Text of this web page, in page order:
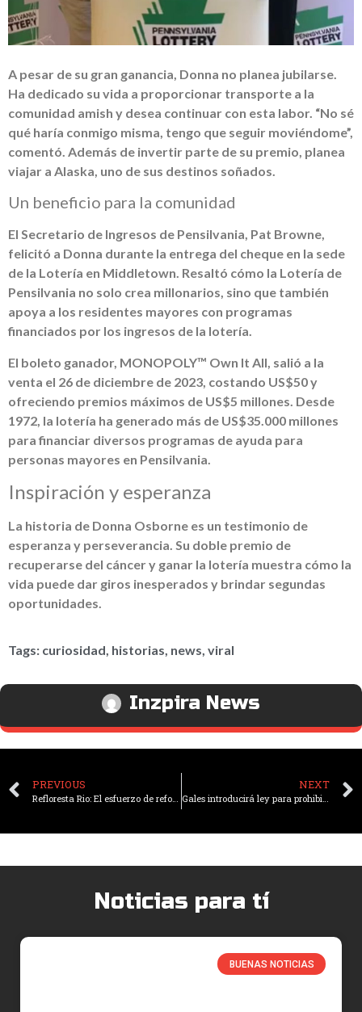
A pesar de su gran ganancia, Donna no planea jubilarse.
Ha dedicado su vida a proporcionar transporte a la
comunidad amish y desea continuar con esta labor. “No sé
qué haría conmigo misma, tengo que seguir moviéndome”,
comentó. Además de invertir parte de su premio, planea
viajar a Alaska, uno de sus destinos soñados.
Un beneficio para la comunidad
El Secretario de Ingresos de Pensilvania, Pat Browne,
felicitó a Donna durante la entrega del cheque en la sede
de la Lotería en Middletown. Resaltó cómo la Lotería de
Pensilvania no solo crea millonarios, sino que también
apoya a los residentes mayores con programas
financiados por los ingresos de la lotería.
El boleto ganador, MONOPOLY™ Own It All, salió a la
venta el 26 de diciembre de 2023, costando US$50 y
ofreciendo premios máximos de US$5 millones. Desde
1972, la lotería ha generado más de US$35.000 millones
para financiar diversos programas de ayuda para
personas mayores en Pensilvania.
Inspiración y esperanza
La historia de Donna Osborne es un testimonio de
esperanza y perseverancia. Su doble premio de
recuperarse del cáncer y ganar la lotería muestra cómo la
vida puede dar giros inesperados y brindar segundas
oportunidades.
Tags: curiosidad, historias, news, viral
Inzpira News
PREVIOUS
Refloresta Rio: El esfuerzo de reforestación que transformó una ciudad
NEXT
Gales introducirá ley para prohibir mentir en política
Noticias para tí
BUENAS NOTICIAS